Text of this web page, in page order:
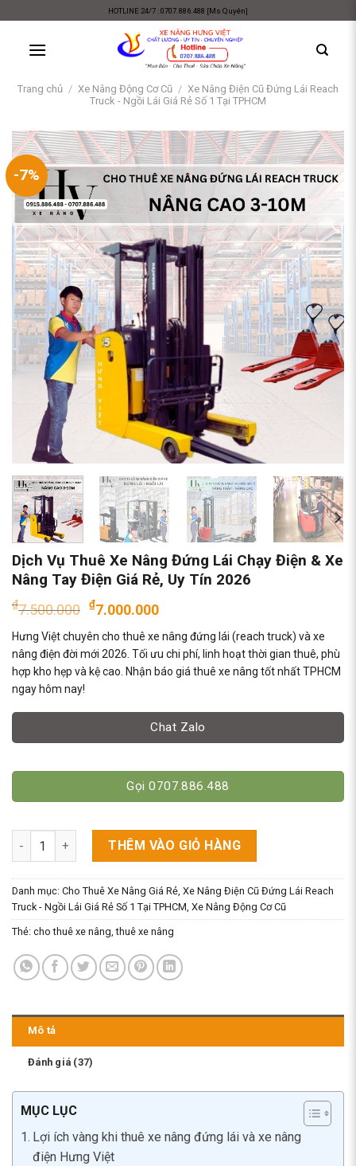
content
HOTLINE 24/7 : 0707.886.488 [Ms Quyên]
Trang chủ / Xe Nâng Động Cơ Cũ / Xe Nâng Điện Cũ Đứng Lái Reach
Truck - Ngồi Lái Giá Rẻ Số 1 Tại TPHCM
-7%
Dịch Vụ Thuê Xe Nâng Đứng Lái Chạy Điện & Xe
Nâng Tay Điện Giá Rẻ, Uy Tín 2026
₫7.500.000 Giá
gốc
là:
₫7.500.000.
₫7.000.000Giá
hiện
tại
là:
₫7.000.000.
Hưng Việt chuyên cho thuê xe nâng đứng lái (reach truck) và xe
nâng điện đời mới 2026. Tối ưu chi phí, linh hoạt thời gian thuê, phù
hợp kho hẹp và kệ cao. Nhận báo giá thuê xe nâng tốt nhất TPHCM
ngay hôm nay!
Chat Zalo
Gọi 0707.886.488
Dịch Vụ Thuê Xe Nâng Đứng Lái Chạy Điện & Xe Nâng Tay
THÊM VÀO GIỎ HÀNG
Danh mục: Cho Thuê Xe Nâng Giá Rẻ, Xe Nâng Điện Cũ Đứng Lái Reach
Truck - Ngồi Lái Giá Rẻ Số 1 Tại TPHCM, Xe Nâng Động Cơ Cũ
Thẻ: cho thuê xe nâng,thuê xe nâng
Mô tả
Đánh giá (37)
MỤC LỤC
Lợi ích vàng khi thuê xe nâng đứng lái và xe nâng
điện Hưng Việt